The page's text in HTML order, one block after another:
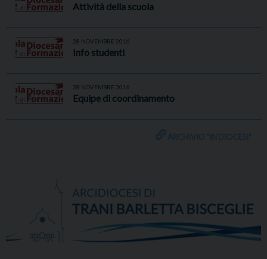
Attività della scuola
28 NOVEMBRE 2016
Info studenti
28 NOVEMBRE 2016
Equipe di coordinamento